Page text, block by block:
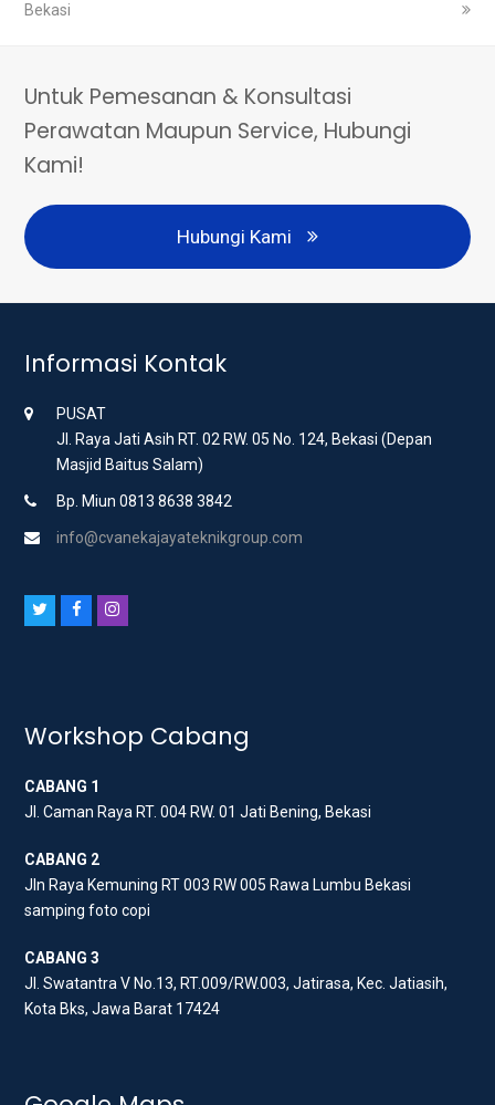
Bekasi
Untuk Pemesanan & Konsultasi
Perawatan Maupun Service, Hubungi
Kami!
Hubungi Kami
Informasi Kontak
PUSAT
Jl. Raya Jati Asih RT. 02 RW. 05 No. 124, Bekasi (Depan
Masjid Baitus Salam)
Bp. Miun 0813 8638 3842
info@cvanekajayateknikgroup.com
t
r
F
b
o
k
a
a
Workshop Cabang
CABANG 1
Jl. Caman Raya RT. 004 RW. 01 Jati Bening, Bekasi
CABANG 2
Jln Raya Kemuning RT 003 RW 005 Rawa Lumbu Bekasi
samping foto copi
CABANG 3
Jl. Swatantra V No.13, RT.009/RW.003, Jatirasa, Kec. Jatiasih,
Kota Bks, Jawa Barat 17424